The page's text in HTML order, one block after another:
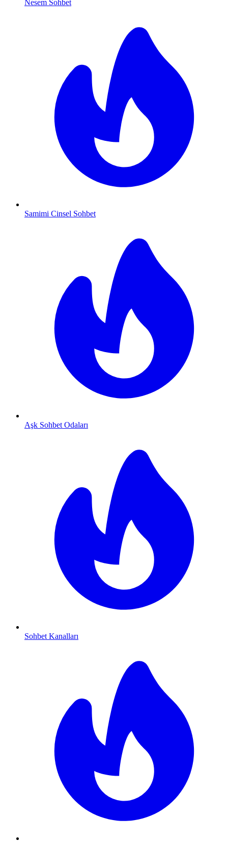
Nesem Sohbet
Samimi Cinsel Sohbet
Aşk Sohbet Odaları
Sohbet Kanalları